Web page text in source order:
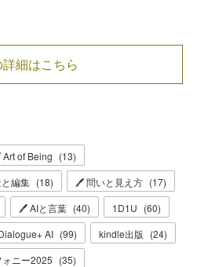
細はこちら
of Being (13)
編集 (18) 🖊 問いと見え方 (17)
🖊 AIと言葉 (40) 1D1U (60)
AI (99) kindle出版 (24)
ニー2025 (35)